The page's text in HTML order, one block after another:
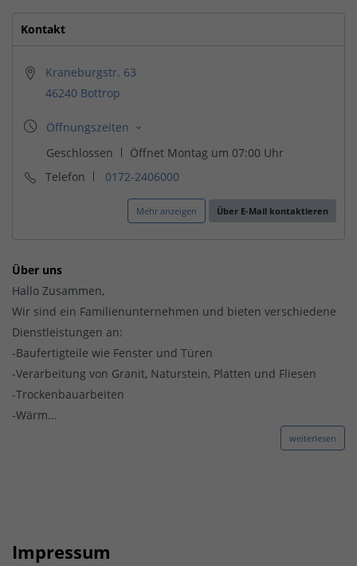
Kontakt
Kraneburgstr. 63
46240 Bottrop
Telefon 0172-2406000
Mehr anzeigen Über E-Mail kontaktieren
Über uns
Hallo Zusammen,
Wir sind ein Familienunternehmen und bieten verschiedene
Dienstleistungen an:
-Baufertigteile wie Fenster und Türen
-Verarbeitung von Granit, Naturstein, Platten und Fliesen
-Trockenbauarbeiten
-Wärm...
weiterlesen
Impressum